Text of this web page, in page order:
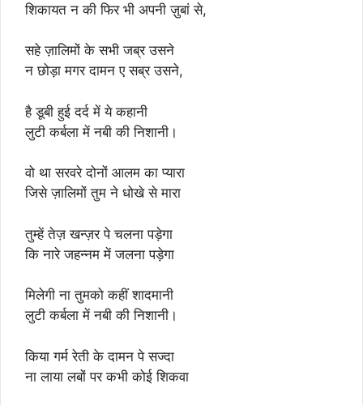
शिकायत न की फिर भी अपनी ज़ुबां से,
सहे ज़ालिमों के सभी जब्र उसने
न छोड़ा मगर दामन ए सब्र उसने,
है डूबी हुई दर्द में ये कहानी
लुटी कर्बला में नबी की निशानी।
वो था सरवरे दोनों आलम का प्यारा
जिसे ज़ालिमों तुम ने धोखे से मारा
तुम्हें तेज़ खन्ज़र पे चलना पड़ेगा
कि नारे जहन्नम में जलना पड़ेगा
मिलेगी ना तुमको कहीं शादमानी
लुटी कर्बला में नबी की निशानी।
किया गर्म रेती के दामन पे सज्दा
ना लाया लबों पर कभी कोई शिकवा